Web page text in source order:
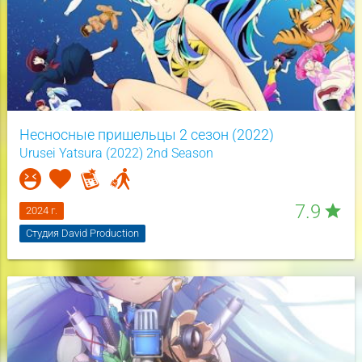
Несносные пришельцы 2 сезон (2022)
Urusei Yatsura (2022) 2nd Season
7.9 star
2024 г.
Студия David Production